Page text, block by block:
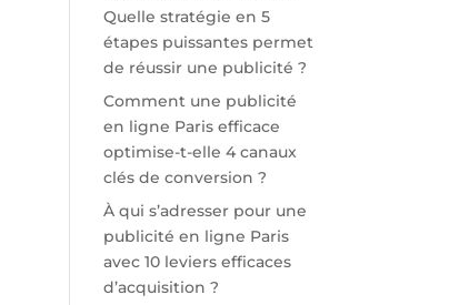
Quelle stratégie en 5
étapes puissantes permet
de réussir une publicité ?
Comment une publicité
en ligne Paris efficace
optimise-t-elle 4 canaux
clés de conversion ?
À qui s’adresser pour une
publicité en ligne Paris
avec 10 leviers efficaces
d’acquisition ?